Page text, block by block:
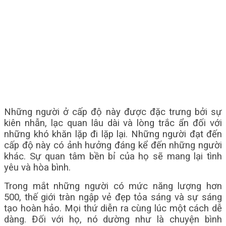
Những người ở cấp độ này được đặc trưng bởi sự
kiên nhẫn, lạc quan lâu dài và lòng trắc ẩn đối với
những khó khăn lặp đi lặp lại. Những người đạt đến
cấp độ này có ảnh hưởng đáng kể đến những người
khác. Sự quan tâm bền bỉ của họ sẽ mang lại tình
yêu và hòa bình.
Trong mắt những người có mức năng lượng hơn
500, thế giới tràn ngập vẻ đẹp tỏa sáng và sự sáng
tạo hoàn hảo. Mọi thứ diễn ra cùng lúc một cách dễ
dàng. Đối với họ, nó dường như là chuyện bình